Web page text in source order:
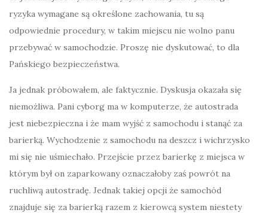
ryzyka wymagane są określone zachowania, tu są
odpowiednie procedury, w takim miejscu nie wolno panu
przebywać w samochodzie. Proszę nie dyskutować, to dla
Pańskiego bezpieczeństwa.
Ja jednak próbowałem, ale faktycznie. Dyskusja okazała się
niemożliwa. Pani cyborg ma w komputerze, że autostrada
jest niebezpieczna i że mam wyjść z samochodu i stanąć za
barierką. Wychodzenie z samochodu na deszcz i wichrzysko
mi się nie uśmiechało. Przejście przez barierkę z miejsca w
którym był on zaparkowany oznaczałoby zaś powrót na
ruchliwą autostradę. Jednak takiej opcji że samochód
znajduje się za barierką razem z kierowcą system niestety